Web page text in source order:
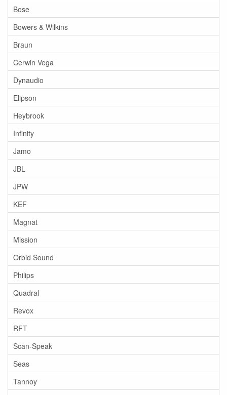
Bose
Bowers & Wilkins
Braun
Cerwin Vega
Dynaudio
Elipson
Heybrook
Infinity
Jamo
JBL
JPW
KEF
Magnat
Mission
Orbid Sound
Philips
Quadral
Revox
RFT
Scan-Speak
Seas
Tannoy